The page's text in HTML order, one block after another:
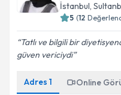
İstanbul,
5 (12
Tatlı ve bilgili bir
güven vericiydi
Adres 1 Online